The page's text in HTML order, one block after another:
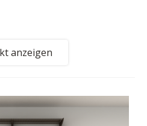
anzeigen